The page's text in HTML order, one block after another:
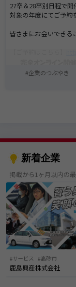
27卒＆28卒別日程で開
対象の年度にてご予約
皆さまにお会いできる
企業のつぶやき
新着企業
掲載から1ヶ月以内の
サービス 高砂市
鹿島興産株式会社